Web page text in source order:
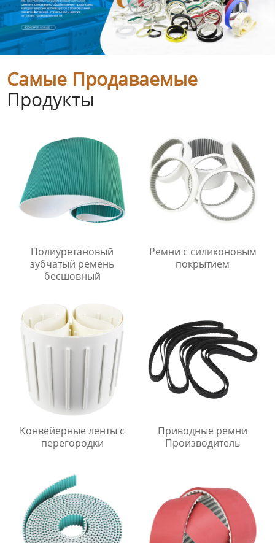
Самые Продаваемые
Продукты
Полиуретановый
зубчатый ремень
бесшовный
Ремни с силиконовым
покрытием
Конвейерные ленты с
перегородки
Приводные ремни
Производитель